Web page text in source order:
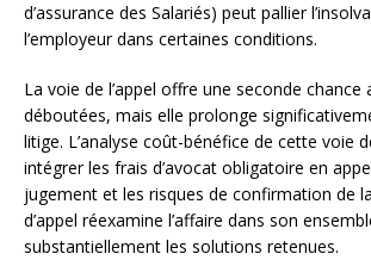
d’assurance des Salariés) peut pallier
l’employeur dans certaines conditions.
La voie de l’appel offre une seconde chance
déboutées, mais elle prolonge
litige. L’analyse coût-bénéfice de cette voie
intégrer les frais d’avocat obligatoire en
jugement et les risques de confirmation de
d’appel réexamine l’affaire dans son
substantiellement les solutions retenues.